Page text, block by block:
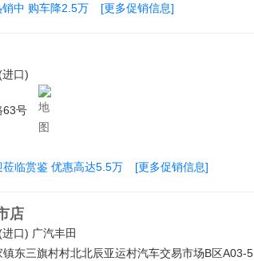
销中 购车降2.5万
[更多促销信息]
口)
63号
莅临赏鉴 优惠高达5.5万
[更多促销信息]
店
口) 广汽丰田
东三旗村村北北辰亚运村汽车交易市场B区A03-5